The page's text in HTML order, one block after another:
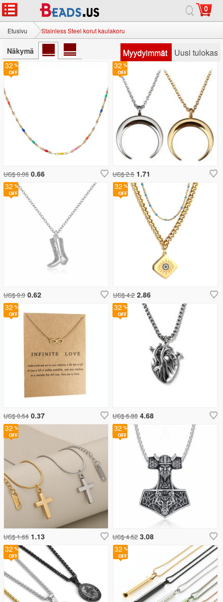
0
Etusivu Stainless Steel korut kaulakoru
Näkymä Myydyimmät Uusi tulokas
32
US$ 0.9 0.62
32
32
US$ 0.96 0.66
32
US$ 2.5 1.71
32
US$ 4.2 2.86
32
US$ 0.54 0.37
32
US$ 1.65 1.13
32
32
US$ 6.88 4.68
32
US$ 4.52 3.08